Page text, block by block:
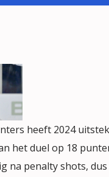
heeft 2024
het duel op 18
na penalty shots,